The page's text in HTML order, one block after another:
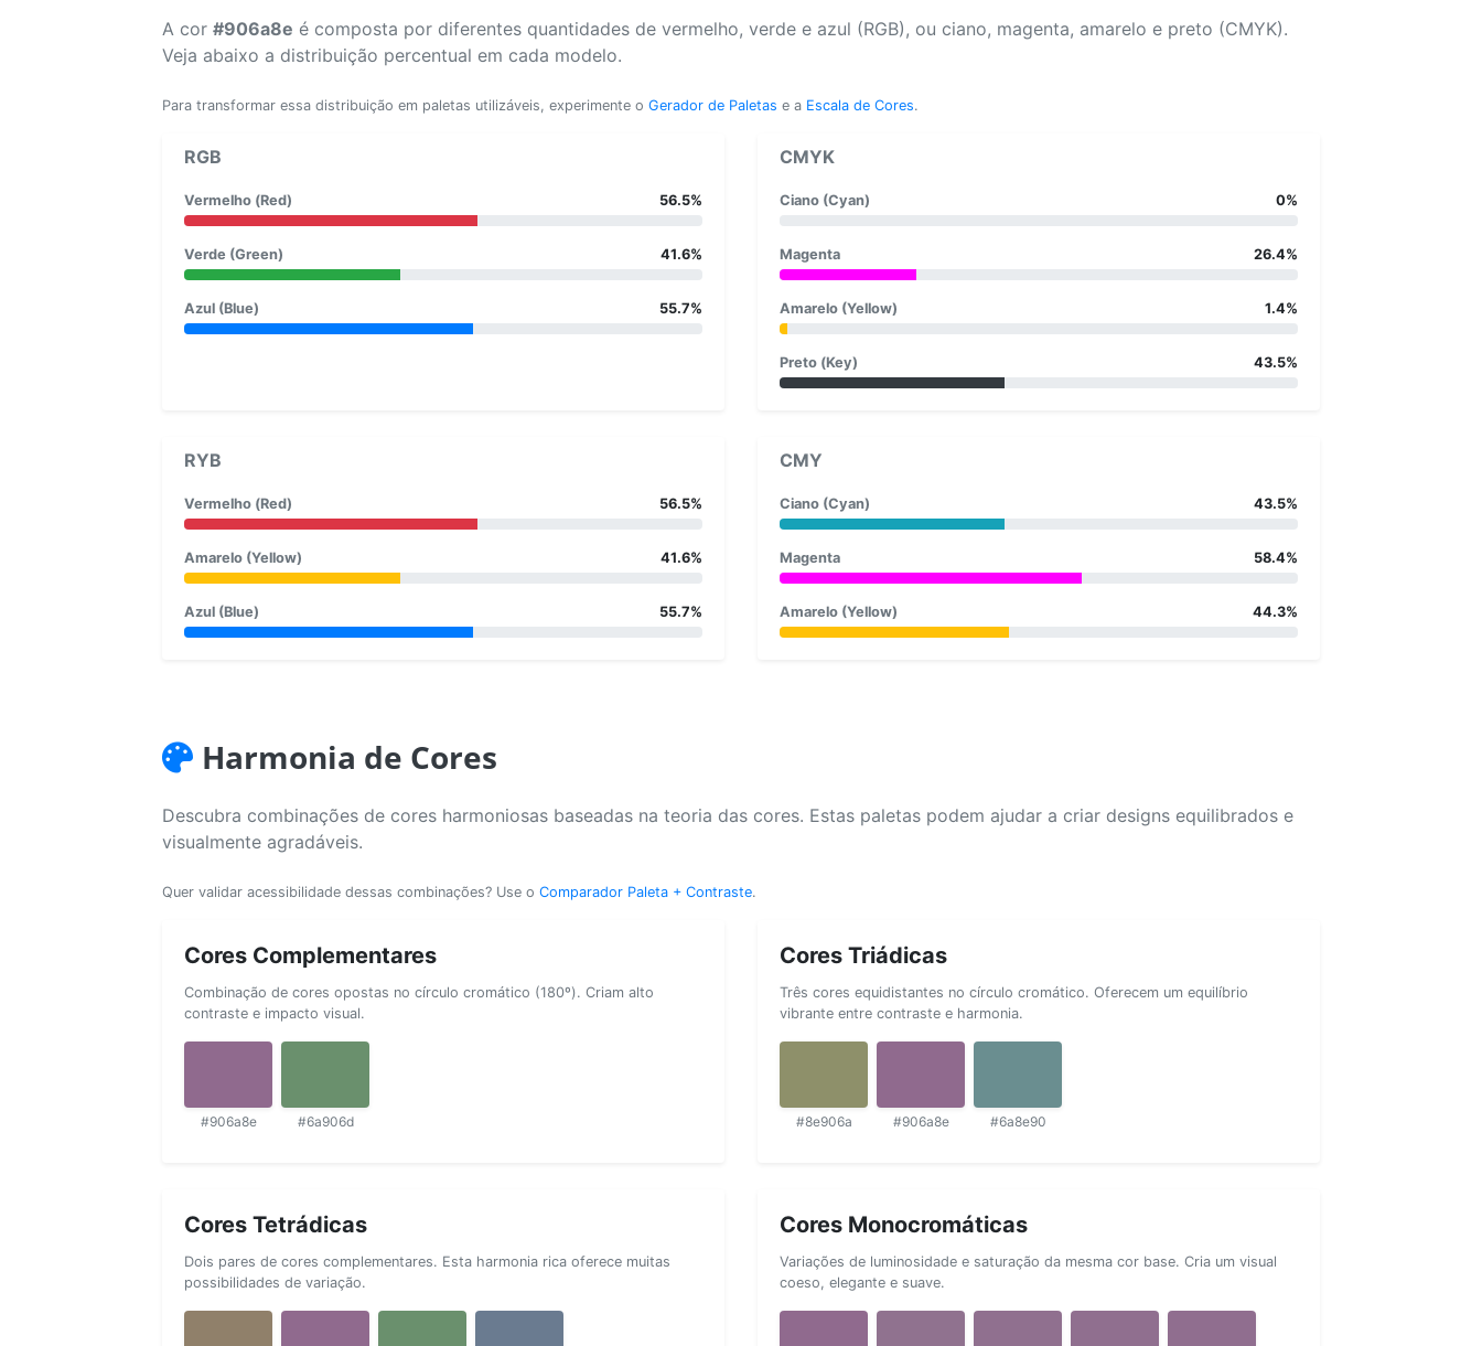
A cor #906a8e é composta por diferentes quantidades de vermelho, verde e azul (RGB), ou ciano, magenta, amarelo e preto (CMYK).
Veja abaixo a distribuição percentual em cada modelo.
Para transformar essa distribuição em paletas utilizáveis, experimente o Gerador de Paletas e a Escala de Cores.
RGB
Vermelho (Red) 56.5%
Verde (Green) 41.6%
Azul (Blue) 55.7%
CMYK
Ciano (Cyan) 0%
Magenta 26.4%
Amarelo (Yellow) 1.4%
Preto (Key) 43.5%
RYB
Vermelho (Red) 56.5%
Amarelo (Yellow) 41.6%
Azul (Blue) 55.7%
CMY
Ciano (Cyan) 43.5%
Magenta 58.4%
Amarelo (Yellow) 44.3%
Harmonia de Cores
Descubra combinações de cores harmoniosas baseadas na teoria das cores. Estas paletas podem ajudar a criar designs equilibrados e
visualmente agradáveis.
Quer validar acessibilidade dessas combinações? Use o Comparador Paleta + Contraste.
Cores Complementares
Combinação de cores opostas no círculo cromático (180º). Criam alto
contraste e impacto visual.
#906a8e #6a906d
Cores Triádicas
Três cores equidistantes no círculo cromático. Oferecem um equilíbrio
vibrante entre contraste e harmonia.
#8e906a #906a8e #6a8e90
Cores Tetrádicas
Dois pares de cores complementares. Esta harmonia rica oferece muitas
possibilidades de variação.
Cores Monocromáticas
Variações de luminosidade e saturação da mesma cor base. Cria um visual
coeso, elegante e suave.